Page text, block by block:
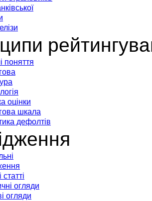
поняття
оцінки
шкала
дефолтів
огляди
огляди